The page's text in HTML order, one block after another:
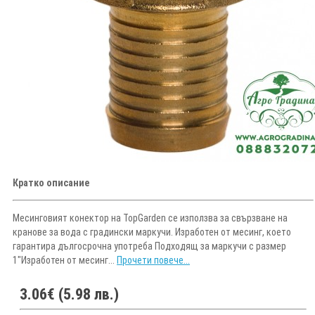
Кратко описание
Месинговият конектор на TopGarden се използва за свързване на
кранове за вода с градински маркучи. Изработен от месинг, което
гарантира дългосрочна употреба Подходящ за маркучи с размер
1"Изработен от месинг... Прочети повече...
3.06€ (5.98 лв.)